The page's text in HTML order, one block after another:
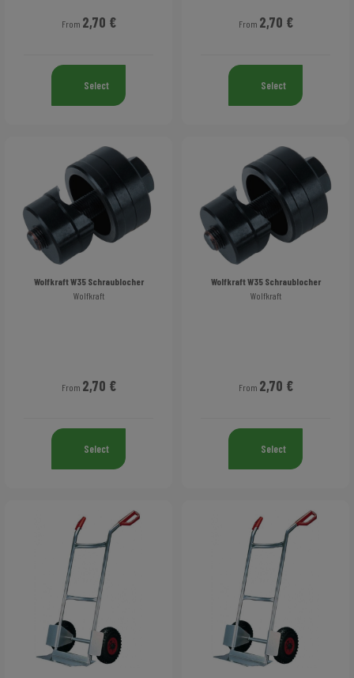
From 2,70 €
Select
From 2,70 €
Select
Wolfkraft W35 Schraublocher
Wolfkraft
From 2,70 €
Select
Wolfkraft W35 Schraublocher
Wolfkraft
From 2,70 €
Select